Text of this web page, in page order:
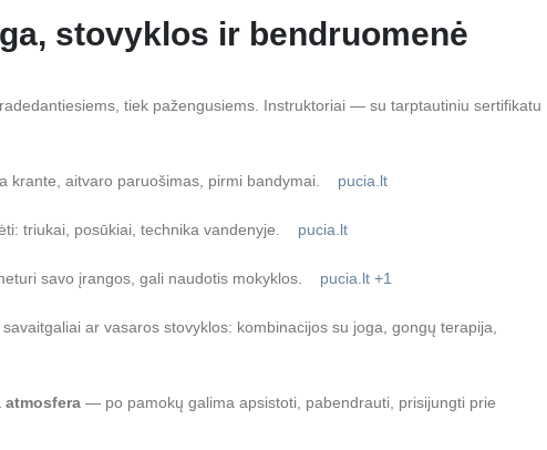
stovyklos ir bendruomenė
tiek pažengusiems. Instruktoriai — su tarptautiniu sertifikatu
krante, aitvaro paruošimas, pirmi bandymai. pucia.lt
triukai, posūkiai, technika vandenyje. pucia.lt
savo įrangos, gali naudotis mokyklos. pucia.lt +1
ar vasaros stovyklos: kombinacijos su joga, gongų terapija,
atmosfera — po pamokų galima apsistoti, pabendrauti, prisijungti prie